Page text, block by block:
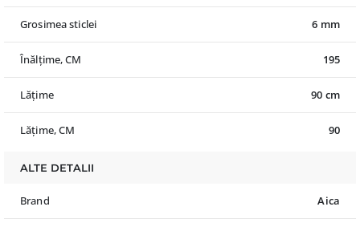
Grosimea sticlei 6 mm
Înălțime, CM 195
Lățime 90 cm
Lățime, CM 90
ALTE DETALII
Brand Aica